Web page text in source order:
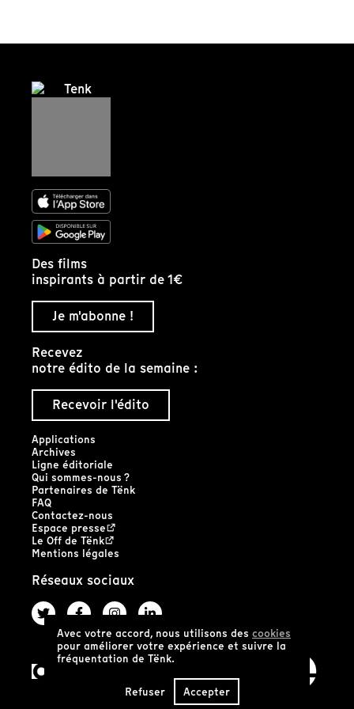
Avec votre accord, nous utilisons des cookies
pour améliorer votre expérience et suivre la
fréquentation de Tënk.
Refuser Accepter
Des films
inspirants à partir de 1€
Je m'abonne !
Recevez
notre édito de la semaine :
Recevoir l'édito
Applications
Archives
Ligne éditoriale
Qui sommes-nous ?
Partenaires de Tënk
FAQ
Contactez-nous
Espace presse
Le Off de Tënk
Mentions légales
Réseaux sociaux